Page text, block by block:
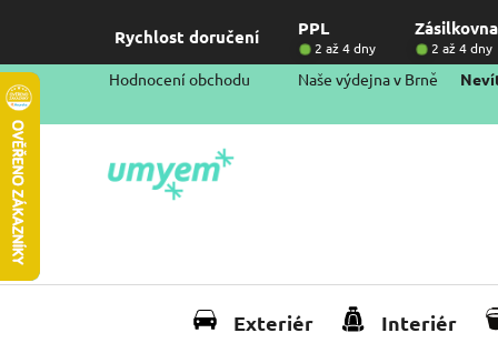
obsah
Rychlost doručení PPL Zásilkovna
2 až 4 dny 2 až 4 dny
Hodnocení obchodu Naše výdejna v Brně
Exteriér Interiér